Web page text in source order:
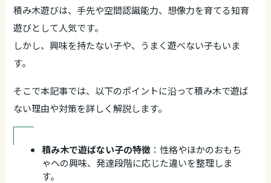
積み木遊びは、手先や空間認識能力、想像力を育てる知育
遊びとして人気です。
しかし、興味を持たない子や、うまく遊べない子もいま
す。
そこで本記事では、以下のポイントに沿って積み木で遊ば
ない理由や対策を詳しく解説します。
積み木で遊ばない子の特徴：性格やほかのおもち
ゃへの興味、発達段階に応じた違いを整理しま
す。